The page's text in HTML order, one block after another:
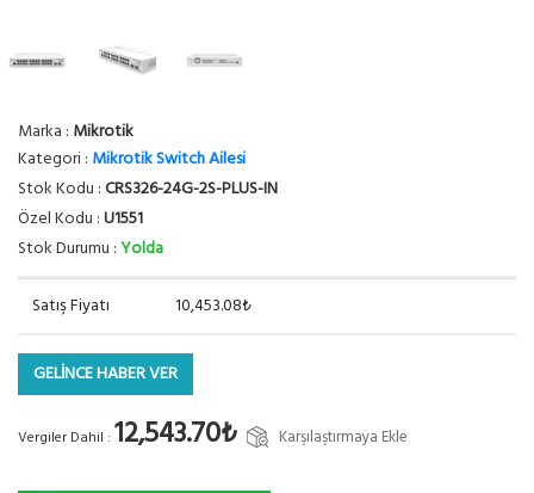
Marka : Mikrotik
Kategori : Mikrotik Switch Ailesi
Stok Kodu :CRS326-24G-2S-PLUS-IN
Özel Kodu :U1551
Stok Durumu :Yolda
Satış Fiyatı 10,453.08₺
GELİNCE HABER VER
Vergiler Dahil : 12,543.70₺ Karşılaştırmaya Ekle